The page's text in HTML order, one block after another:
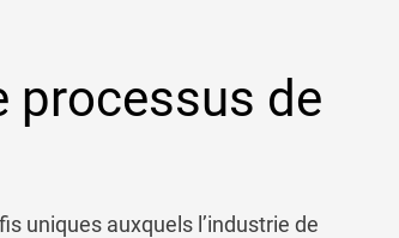
processus de
uniques auxquels l’industrie de